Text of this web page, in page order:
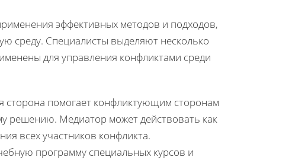
эффективных методов и подходов,
среду. Специалисты выделяют несколько
для управления конфликтами среди
сторона помогает конфликтующим сторонам
решению. Медиатор может действовать как
всех участников конфликта.
программу специальных курсов и